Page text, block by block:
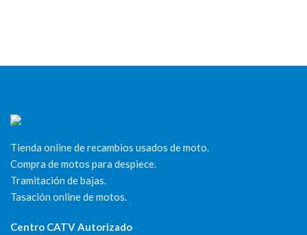
Tienda online de recambios usados de moto.
Compra de motos para despiece.
Tramitación de bajas.
Tasación online de motos.
Centro CATV Autorizado